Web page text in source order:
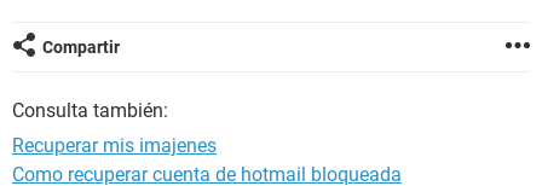
Compartir
Consulta también:
Recuperar mis imajenes
Como recuperar cuenta de hotmail bloqueada